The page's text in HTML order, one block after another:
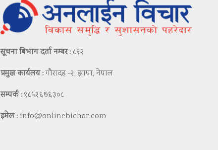
सूचना बिभाग दर्ता नम्बर : ८९२
प्रमुख कार्यलय :गौरादह -२, झापा, नेपाल
सम्पर्क : ९८५२६७६३०८
इमेल : info@onlinebichar.com